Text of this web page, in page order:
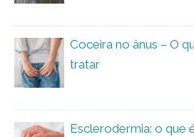
Coceira no ânus – O
tratar
Esclerodermia: o que